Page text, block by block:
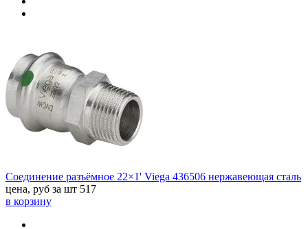
Соединение разъёмное 22×1' Viega 436506 нержавеющая сталь
цена, руб за шт 517
в корзину